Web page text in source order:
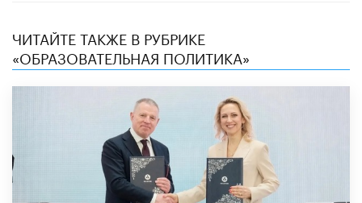
ЧИТАЙТЕ ТАКЖЕ В РУБРИКЕ
«ОБРАЗОВАТЕЛЬНАЯ ПОЛИТИКА»